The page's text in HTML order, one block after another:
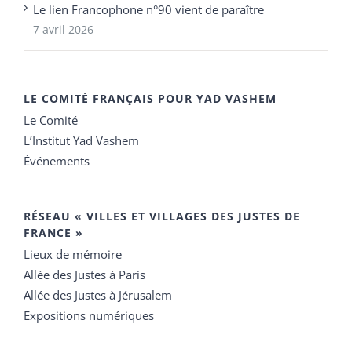
Le lien Francophone n°90 vient de paraître
7 avril 2026
LE COMITÉ FRANÇAIS POUR YAD VASHEM
Le Comité
L’Institut Yad Vashem
Événements
RÉSEAU « VILLES ET VILLAGES DES JUSTES DE
FRANCE »
Lieux de mémoire
Allée des Justes à Paris
Allée des Justes à Jérusalem
Expositions numériques